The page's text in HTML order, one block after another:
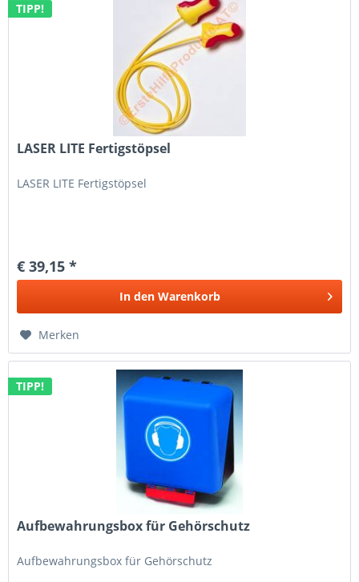
TIPP!
LASER LITE Fertigstöpsel
LASER LITE Fertigstöpsel
€ 39,15 *
In den Warenkorb
Merken
TIPP!
Aufbewahrungsbox für Gehörschutz
Aufbewahrungsbox für Gehörschutz